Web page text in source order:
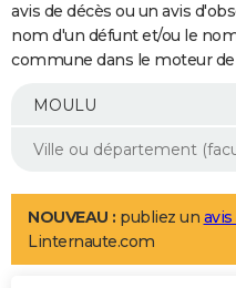
Retraite
Epargne
Immobilier
Risques naturels par ville
Banque
Assurance
AUTO
Essais
Réserver un essai
Citadines
Berlines
SUV
Forum auto
+
Mobiles
Meilleur smartphone
Internet
Ordinateurs
Jeux vidéo
Guide high-tech
Aménagement intérieur
LIFESTYLE
Art de vivre
Bien-être
Loisirs
Mode
Modes de vie
avis de décès ou un avis
nom d'un défunt et/ou le
commune dans le moteur
NOUVEAU : publiez un
Linternaute.com